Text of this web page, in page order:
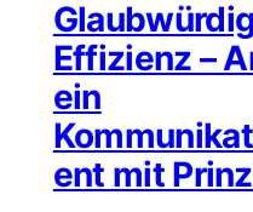
Effizienz –
ein
ent mit